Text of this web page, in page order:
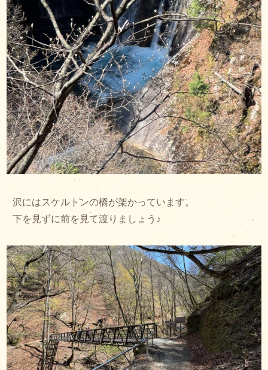
沢にはスケルトンの橋が架かっています。
下を見ずに前を見て渡りましょう♪